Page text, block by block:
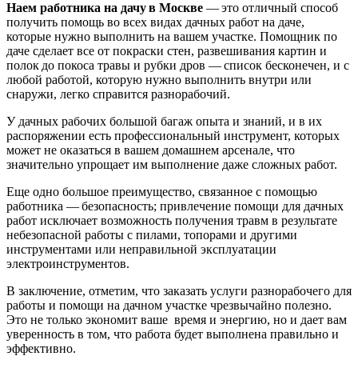
Наем работника на дачу в Москве — это отличный способ
получить помощь во всех видах дачных работ на даче,
которые нужно выполнить на вашем участке. Помощник по
даче сделает все от покраски стен, развешивания картин и
полок до покоса травы и рубки дров — список бесконечен, и с
любой работой, которую нужно выполнить внутри или
снаружи, легко справится разнорабочий.
У дачных рабочих большой багаж опыта и знаний, и в их
распоряжении есть профессиональный инструмент, которых
может не оказаться в вашем домашнем арсенале, что
значительно упрощает им выполнение даже сложных работ.
Еще одно большое преимущество, связанное с помощью
работника — безопасность; привлечение помощи для дачных
работ исключает возможность получения травм в результате
небезопасной работы с пилами, топорами и другими
инструментами или неправильной эксплуатации
электроинструментов.
В заключение, отметим, что заказать услуги разнорабочего для
работы и помощи на дачном участке чрезвычайно полезно.
Это не только экономит ваше время и энергию, но и дает вам
уверенность в том, что работа будет выполнена правильно и
эффективно.